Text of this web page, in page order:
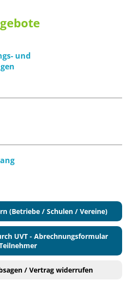
und
(Betriebe / Schulen / Vereine)
UVT - Abrechnungsformular
/ Vertrag widerrufen